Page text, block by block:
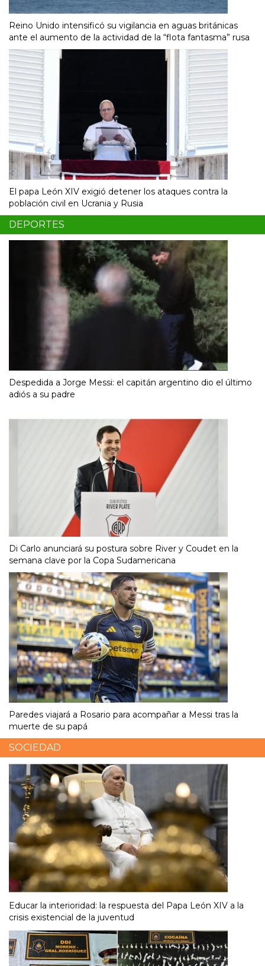
Reino Unido intensificó su vigilancia en aguas británicas
ante el aumento de la actividad de la “flota fantasma” rusa
El papa León XIV exigió detener los ataques contra la
población civil en Ucrania y Rusia
DEPORTES
Despedida a Jorge Messi: el capitán argentino dio el último
adiós a su padre
Di Carlo anunciará su postura sobre River y Coudet en la
semana clave por la Copa Sudamericana
Paredes viajará a Rosario para acompañar a Messi tras la
muerte de su papá
SOCIEDAD
Educar la interioridad: la respuesta del Papa León XIV a la
crisis existencial de la juventud